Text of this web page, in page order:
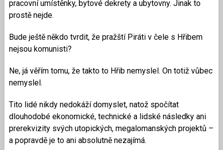
pracovní umístěnky, bytové dekrety a ubytovny. Jinak to
prostě nejde.
Bude ještě někdo tvrdit, že pražští Piráti v čele s Hřibem
nejsou komunisti?
Ne, já věřím tomu, že takto to Hřib nemyslel. On totiž vůbec
nemyslel.
Tito lidé nikdy nedokáží domyslet, natož spočítat
dlouhodobé ekonomické, technické a lidské následky ani
prerekvizity svých utopických, megalomanských projektů –
a popravdě je to ani absolutně nezajímá.